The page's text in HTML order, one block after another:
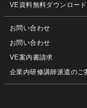
VE資料無料ダウンロード
お問い合わせ
お問い合わせ
VE案内書請求
企業内研修講師派遣のご